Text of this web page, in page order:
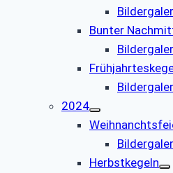
Bunter
2024
Herbstkegeln